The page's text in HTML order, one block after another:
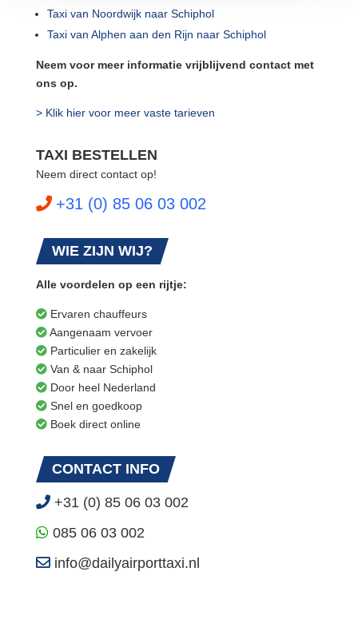
Taxi van Noordwijk naar Schiphol
Taxi van Alphen aan den Rijn naar Schiphol
Neem voor meer informatie vrijblijvend contact met
ons op.
> Klik hier voor meer vaste tarieven
TAXI BESTELLEN
Neem direct contact op!
+31 (0) 85 06 03 002
WIE ZIJN WIJ?
Alle voordelen op een rijtje:
Ervaren chauffeurs
Aangenaam vervoer
Particulier en zakelijk
Van & naar Schiphol
Door heel Nederland
Snel en goedkoop
Boek direct online
CONTACT INFO
+31 (0) 85 06 03 002
085 06 03 002
info@dailyairporttaxi.nl